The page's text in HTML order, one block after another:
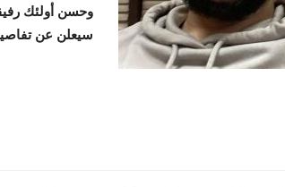
وحسن أولئك
سيعلن عن